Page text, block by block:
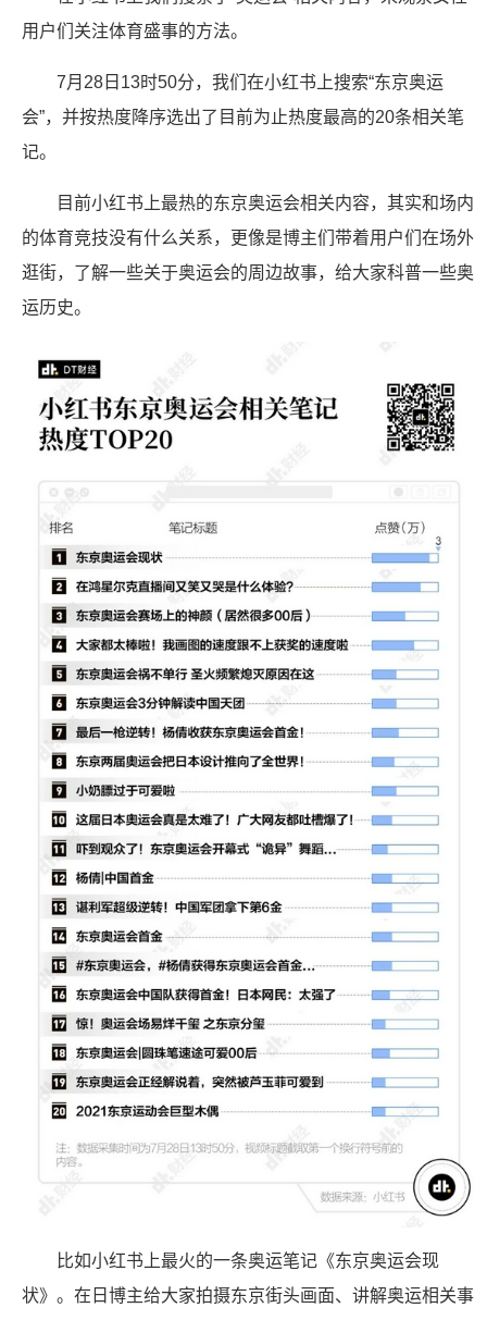
用户们关注体育盛事的方法。
7月28日13时50分，我们在小红书上搜索“东京奥运
会”，并按热度降序选出了目前为止热度最高的20条相关笔
记。
目前小红书上最热的东京奥运会相关内容，其实和场内
的体育竞技没有什么关系，更像是博主们带着用户们在场外
逛街，了解一些关于奥运会的周边故事，给大家科普一些奥
运历史。
比如小红书上最火的一条奥运笔记《东京奥运会现
状》。在日博主给大家拍摄东京街头画面、讲解奥运相关事